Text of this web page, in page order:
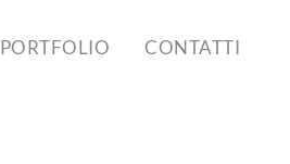
PORTFOLIO CONTATTI